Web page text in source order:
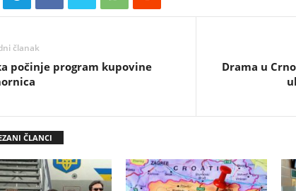
članak
počinje program kupovine
Drama u
ČLANCI